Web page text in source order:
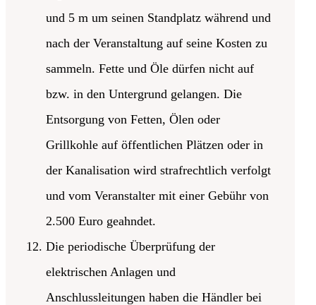
und 5 m um seinen Standplatz während und
nach der Veranstaltung auf seine Kosten zu
sammeln. Fette und Öle dürfen nicht auf
bzw. in den Untergrund gelangen. Die
Entsorgung von Fetten, Ölen oder
Grillkohle auf öffentlichen Plätzen oder in
der Kanalisation wird strafrechtlich verfolgt
und vom Veranstalter mit einer Gebühr von
2.500 Euro geahndet.
Die periodische Überprüfung der
elektrischen Anlagen und
Anschlussleitungen haben die Händler bei